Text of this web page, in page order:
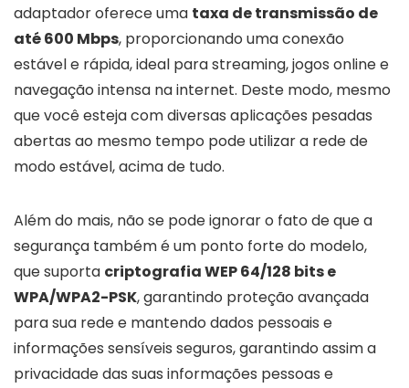
adaptador oferece uma taxa de transmissão de
até 600 Mbps, proporcionando uma conexão
estável e rápida, ideal para streaming, jogos online e
navegação intensa na internet. Deste modo, mesmo
que você esteja com diversas aplicações pesadas
abertas ao mesmo tempo pode utilizar a rede de
modo estável, acima de tudo.
Além do mais, não se pode ignorar o fato de que a
segurança também é um ponto forte do modelo,
que suporta criptografia WEP 64/128 bits e
WPA/WPA2-PSK, garantindo proteção avançada
para sua rede e mantendo dados pessoais e
informações sensíveis seguros, garantindo assim a
privacidade das suas informações pessoas e